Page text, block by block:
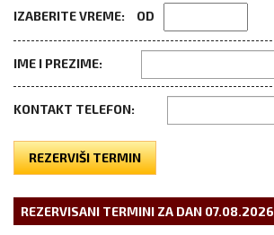
IZABERITE VREME: OD
IME I PREZIME:
KONTAKT TELEFON:
REZERVIŠI TERMIN
REZERVISANI TERMINI ZA DAN 07.08.2026